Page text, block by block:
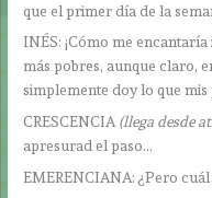
que el primer día de la
INÉS: ¡Cómo me
más pobres, aunque claro,
simplemente doy lo que
CRESCENCIA (llega desde
apresurad el paso…
EMERENCIANA: ¿Pero